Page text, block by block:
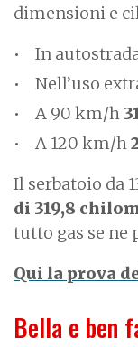
dimensioni e
In
Nell’uso
A 90 km/h
A 120 km/h
Il serbatoio da
di 319,8
tutto gas se ne
Qui la prova
Bella e ben